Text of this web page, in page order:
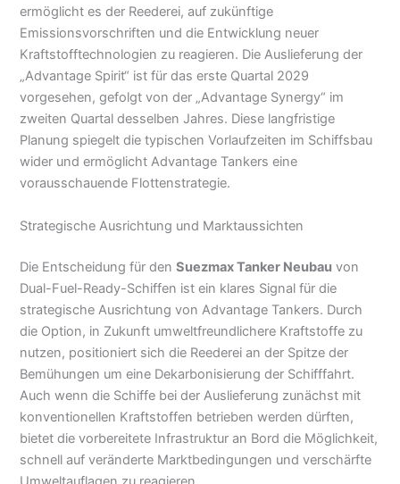
ermöglicht es der Reederei, auf zukünftige
Emissionsvorschriften und die Entwicklung neuer
Kraftstofftechnologien zu reagieren. Die Auslieferung der
„Advantage Spirit“ ist für das erste Quartal 2029
vorgesehen, gefolgt von der „Advantage Synergy“ im
zweiten Quartal desselben Jahres. Diese langfristige
Planung spiegelt die typischen Vorlaufzeiten im Schiffsbau
wider und ermöglicht Advantage Tankers eine
vorausschauende Flottenstrategie.
Strategische Ausrichtung und Marktaussichten
Die Entscheidung für denSuezmax Tanker Neubau von
Dual-Fuel-Ready-Schiffen ist ein klares Signal für die
strategische Ausrichtung von Advantage Tankers. Durch
die Option, in Zukunft umweltfreundlichere Kraftstoffe zu
nutzen, positioniert sich die Reederei an der Spitze der
Bemühungen um eine Dekarbonisierung der Schifffahrt.
Auch wenn die Schiffe bei der Auslieferung zunächst mit
konventionellen Kraftstoffen betrieben werden dürften,
bietet die vorbereitete Infrastruktur an Bord die Möglichkeit,
schnell auf veränderte Marktbedingungen und verschärfte